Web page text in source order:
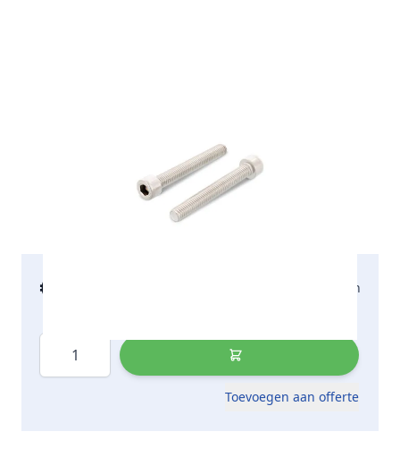
€ 110,71 2-5 werkdagen
Aantal
Toevoegen aan offerte